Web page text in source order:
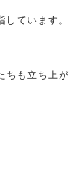
ています。
ちも立ち上が